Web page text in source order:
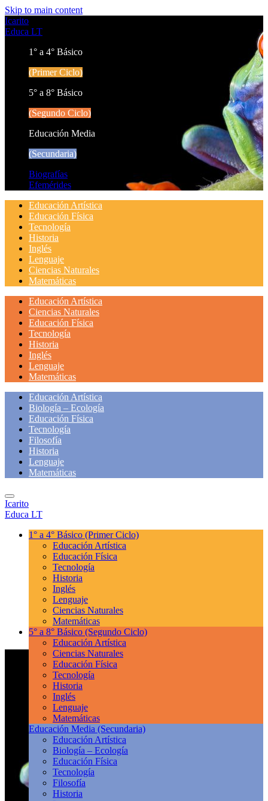
Skip to main content
Icarito
Educa LT
1° a 4° Básico
(Primer Ciclo)
5° a 8° Básico
(Segundo Ciclo)
Educación Media
(Secundaria)
Biografías
Efemérides
Educación Artística
Educación Física
Tecnología
Historia
Inglés
Lenguaje
Ciencias Naturales
Matemáticas
Educación Artística
Ciencias Naturales
Educación Física
Tecnología
Historia
Inglés
Lenguaje
Matemáticas
Educación Artística
Biología – Ecología
Educación Física
Tecnología
Filosofía
Historia
Lenguaje
Matemáticas
Icarito
Educa LT
1° a 4° Básico (Primer Ciclo)
Educación Artística
Educación Física
Tecnología
Historia
Inglés
Lenguaje
Ciencias Naturales
Matemáticas
5° a 8° Básico (Segundo Ciclo)
Educación Artística
Ciencias Naturales
Educación Física
Tecnología
Historia
Inglés
Lenguaje
Matemáticas
Educación Media (Secundaria)
Educación Artística
Biología – Ecología
Educación Física
Tecnología
Filosofía
Historia